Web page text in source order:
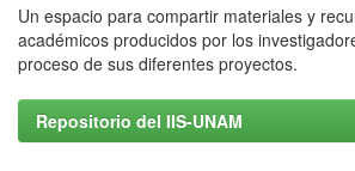
Un espacio para compartir materiales y
académicos producidos por los
proceso de sus diferentes proyectos.
Repositorio del IIS-UNAM